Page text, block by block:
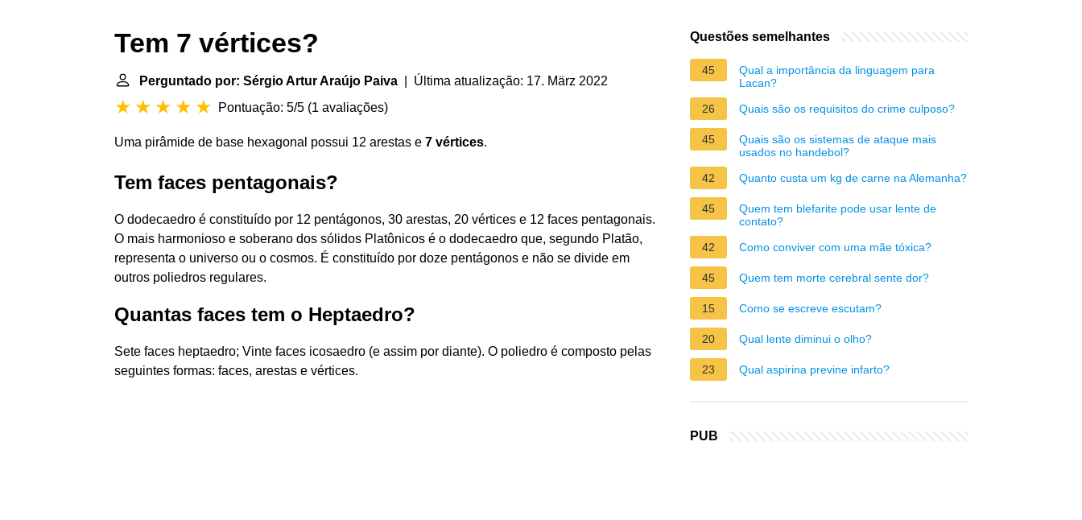
Tem 7 vértices?
Perguntado por: Sérgio Artur Araújo Paiva | Última atualização: 17. März 2022
Pontuação: 5/5 (1 avaliações)
Uma pirâmide de base hexagonal possui 12 arestas e 7 vértices.
Tem faces pentagonais?
O dodecaedro é constituído por 12 pentágonos, 30 arestas, 20 vértices e 12 faces pentagonais.
O mais harmonioso e soberano dos sólidos Platônicos é o dodecaedro que, segundo Platão,
representa o universo ou o cosmos. É constituído por doze pentágonos e não se divide em
outros poliedros regulares.
Quantas faces tem o Heptaedro?
Sete faces heptaedro; Vinte faces icosaedro (e assim por diante). O poliedro é composto pelas
seguintes formas: faces, arestas e vértices.
Questões semelhantes
45
Qual a importância da linguagem para
Lacan?
26
Quais são os requisitos do crime culposo?
45
Quais são os sistemas de ataque mais
usados no handebol?
42
Quanto custa um kg de carne na Alemanha?
45
Quem tem blefarite pode usar lente de
contato?
42
Como conviver com uma mãe tóxica?
45 Quem tem morte cerebral sente dor?
15 Como se escreve escutam?
20 Qual lente diminui o olho?
23 Qual aspirina previne infarto?
PUB